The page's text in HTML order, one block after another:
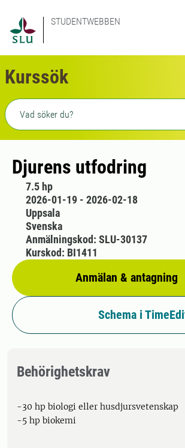
STUDENTWEBBEN
Kurssök
Fritext sökning
Djurens utfodring
7.5 hp
2026-01-19 - 2026-02-18
Uppsala
Svenska
Anmälan & antagning
Anmälningskod: SLU-30137
Kurskod: BI1411
Schema i
Behörighetskrav
-30 hp biologi eller husdjursvetenskap
-5 hp biokemi